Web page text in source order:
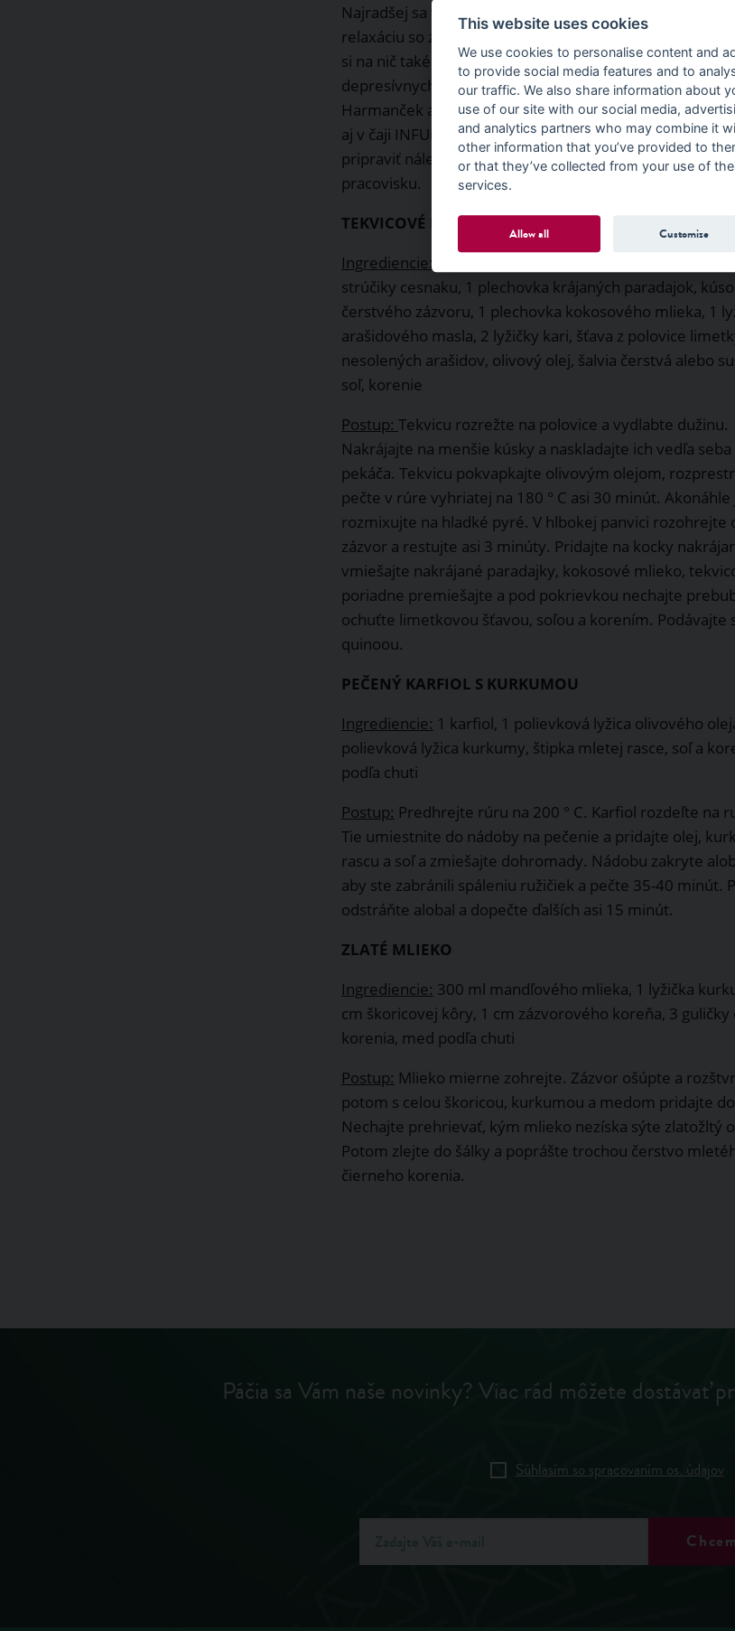
Najradšej sa v zime držíte teplého krbu a závidíte
relaxáciu so zapojením obrazotvornosti a meditácie,
si na nič také netrúfate, pustite si aspoň príjemnú
depresívnych symptómov u dospelých. Na počúvanie
Harmanček a jeho esenciálny olej pôsobia ako proti
aj v čaji INFUNAT RELAX s pomarančovými kvetmi,
pripraviť nálev z jedného vrecka, pribaliť si ju so sebou
pracovisku.
TEKVICOVÉ KARI SO ZÁZVOROM
Ingrediencie:
strúčiky cesnaku, 1 plechovka krájaných paradajok,
čerstvého zázvoru, 1 plechovka kokosového mlieka, 1
arašidového masla, 2 lyžičky kari, šťava z polovice
nesolených arašidov, olivový olej, šalvia čerstvá alebo
soľ, korenie
Postup: Tekvicu rozrežte na polovice a vydlabte dužinu.
Nakrájajte na menšie kúsky a naskladajte ich vedľa seba
pekáča. Tekvicu pokvapkajte olivovým olejom,
pečte v rúre vyhriatej na 180 ° C asi 30 minút.
rozmixujte na hladké pyré. V hlbokej panvici
zázvor a restujte asi 3 minúty. Pridajte na kocky
vmiešajte nakrájané paradajky, kokosové mlieko,
poriadne premiešajte a pod pokrievkou nechajte
ochuťte limetkovou šťavou, soľou a korením.
quinoou.
PEČENÝ KARFIOL S KURKUMOU
Ingrediencie: 1 karfiol, 1 polievková lyžica olivového
polievková lyžica kurkumy, štipka mletej rasce, soľ a
podľa chuti
Postup: Predhrejte rúru na 200 ° C. Karfiol rozdeľte na
Tie umiestnite do nádoby na pečenie a pridajte olej,
rascu a soľ a zmiešajte dohromady. Nádobu zakryte
aby ste zabránili spáleniu ružičiek a pečte 35-40 minút.
odstráňte alobal a dopečte ďalších asi 15 minút.
ZLATÉ MLIEKO
Ingrediencie: 300 ml mandľového mlieka, 1 lyžička
cm škoricovej kôry, 1 cm zázvorového koreňa, 3 guličky
korenia, med podľa chuti
Postup: Mlieko mierne zohrejte. Zázvor ošúpte a
potom s celou škoricou, kurkumou a medom pridajte
Nechajte prehrievať, kým mlieko nezíska sýte zlatožltý
Potom zlejte do šálky a poprášte trochou čerstvo
čierneho korenia.
Páčia sa Vám naše novinky? Viac rád môžete dostávať
Súhlasím so spracovaním os. údajov
This website uses cookies
We use cookies to personalise content and
to provide social media features and to
our traffic. We also share information about
use of our site with our social media,
and analytics partners who may combine it
other information that you’ve provided to
or that they’ve collected from your use of
services.
Allow all Customize